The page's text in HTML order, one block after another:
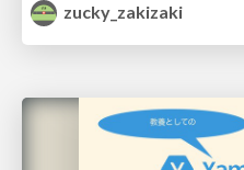
zucky_zakizaki